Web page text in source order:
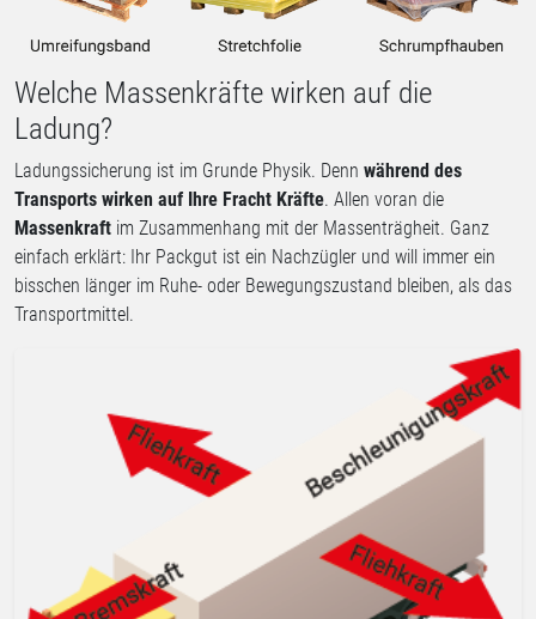
Welche Massenkräfte wirken auf die
Ladung?
Ladungssicherung ist im Grunde Physik. Denn während des
Transports wirken auf Ihre Fracht Kräfte. Allen voran die
Massenkraft im Zusammenhang mit der Massenträgheit. Ganz
einfach erklärt: Ihr Packgut ist ein Nachzügler und will immer ein
bisschen länger im Ruhe- oder Bewegungszustand bleiben, als das
Transportmittel.